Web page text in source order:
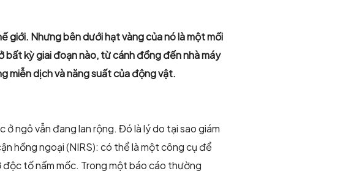
giới. Nhưng bên dưới hạt vàng của nó là một mối
kỳ giai đoạn nào, từ cánh đồng đến nhà máy
miễn dịch và năng suất của động vật.
ngô vẫn đang lan rộng. Đó là lý do tại sao giám
hồng ngoại (NIRS): có thể là một công cụ để
tố nấm mốc. Trong một báo cáo thường